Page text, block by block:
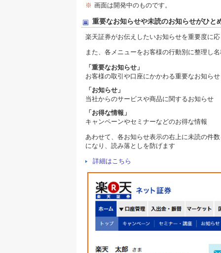
※ 画面は開発中のものです。
重要なお知らせや未読のお知らせがひと
楽天証券がお伝えしたいお知らせを重要度に
また、各メニューをお客様の行動別に整理し
「重要なお知らせ」
お客様の取引や口座にかかわる重要なお知らせ
「お知らせ」
当社からのサービスや商品に関するお知らせ
「お得な情報」
キャンペーンやセミナーなどのお得な情報
あわせて、各お知らせ表示の右上に未読の件
になり、読み落としを防げます
詳細はこちら